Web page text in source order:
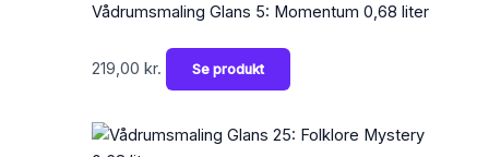
Vådrumsmaling Glans 5: Momentum 0,68 liter
219,00 kr. Se produkt